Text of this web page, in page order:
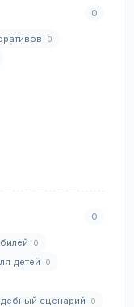
0
0
0
0
детей 0
сценарий 0